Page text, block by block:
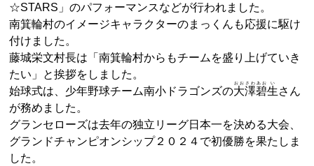
☆STARS」のパフォーマンスなどが行われました。
南箕輪村のイメージキャラクターのまっくんも応援に駆け
付けました。
藤城栄文村長は「南箕輪村からもチームを盛り上げていき
たい」と挨拶をしました。
始球式は、少年野球チーム南小ドラゴンズの大澤
おおさわ
碧
あお
生
い
さん
が務めました。
グランセローズは去年の独立リーグ日本一を決める大会、
グランドチャンピオンシップ２０２４で初優勝を果たしま
した。